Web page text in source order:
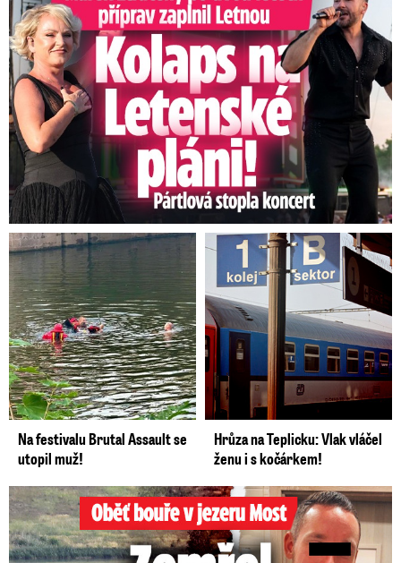
Na festivalu Brutal Assault se
utopil muž!
Hrůza na Teplicku: Vlak vláčel
ženu i s kočárkem!
Oběť bouře v jezeru Most: Zemřel táta Dominik (†28)